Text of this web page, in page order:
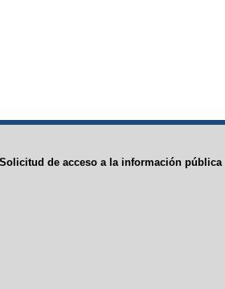
Solicitud de acceso a la información pública